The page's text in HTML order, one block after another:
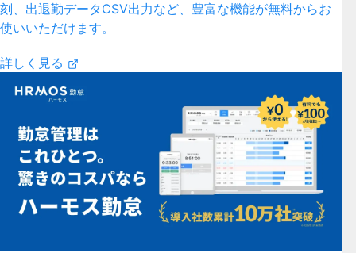
刻、出退勤データCSV出力など、豊富な機能が無料からお
使いいただけます。
詳しく見る